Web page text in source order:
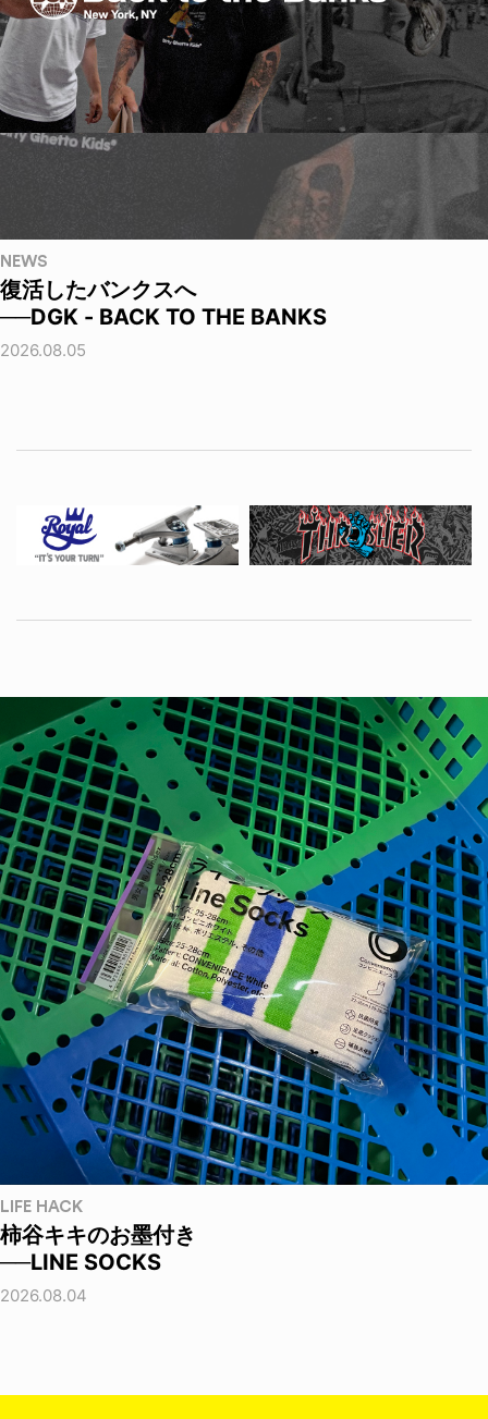
NEWS
復活したバンクスへ
──DGK - BACK TO THE BANKS
2026.08.05
LIFE HACK
柿谷キキのお墨付き
──LINE SOCKS
2026.08.04